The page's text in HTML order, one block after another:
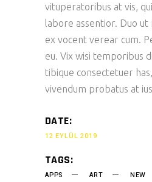
vituperatoribus at vis,
labore assentior. Duo
ex vocent verear cum.
eu. Vix wisi temporibus
tibique consectetuer
vivendum probatus at
DATE:
12 EYLÜL 2019
TAGS:
APPS ART NEW